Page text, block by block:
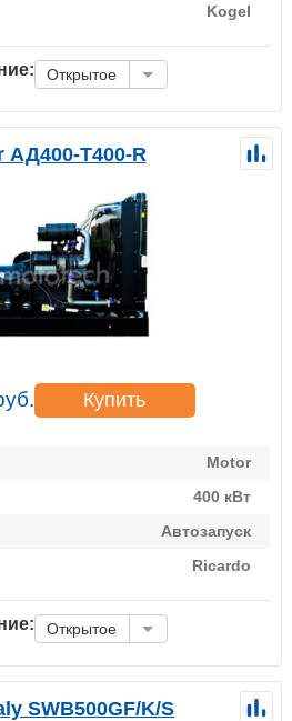
Kogel
Открытое
АД400-Т400-R
Купить
Motor
400 кВт
Автозапуск
Ricardo
Открытое
SWB500GF/K/S